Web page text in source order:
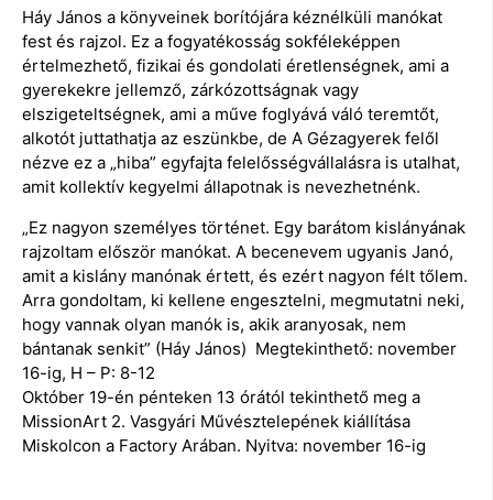
Háy János a könyveinek borítójára kéznélküli manókat
fest és rajzol. Ez a fogyatékosság sokféleképpen
értelmezhető, fizikai és gondolati éretlenségnek, ami a
gyerekekre jellemző, zárkózottságnak vagy
elszigeteltségnek, ami a műve foglyává váló teremtőt,
alkotót juttathatja az eszünkbe, de A Gézagyerek felől
nézve ez a „hiba” egyfajta felelősségvállalásra is utalhat,
amit kollektív kegyelmi állapotnak is nevezhetnénk.
„Ez nagyon személyes történet. Egy barátom kislányának
rajzoltam először manókat. A becenevem ugyanis Janó,
amit a kislány manónak értett, és ezért nagyon félt tőlem.
Arra gondoltam, ki kellene engesztelni, megmutatni neki,
hogy vannak olyan manók is, akik aranyosak, nem
bántanak senkit” (Háy János) Megtekinthető: november
16-ig, H – P: 8-12
Október 19-én pénteken 13 órától tekinthető meg a
MissionArt 2. Vasgyári Művésztelepének kiállítása
Miskolcon a Factory Arában. Nyitva: november 16-ig